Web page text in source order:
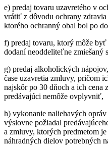
e) predaj tovaru uzavretého v
vrátiť z dôvodu ochrany
ktorého ochranný obal bol po
f) predaj tovaru, ktorý môže
dodaní neoddeliteľne zmiešaný
g) predaj alkoholických
čase uzavretia zmluvy, pričom
najskôr po 30 dňoch a ich cena
predávajúci nemôže ovplyvniť,
h) vykonanie naliehavých
výslovne požiadal
a zmluvy, ktorých predmetom
náhradných dielov potrebných